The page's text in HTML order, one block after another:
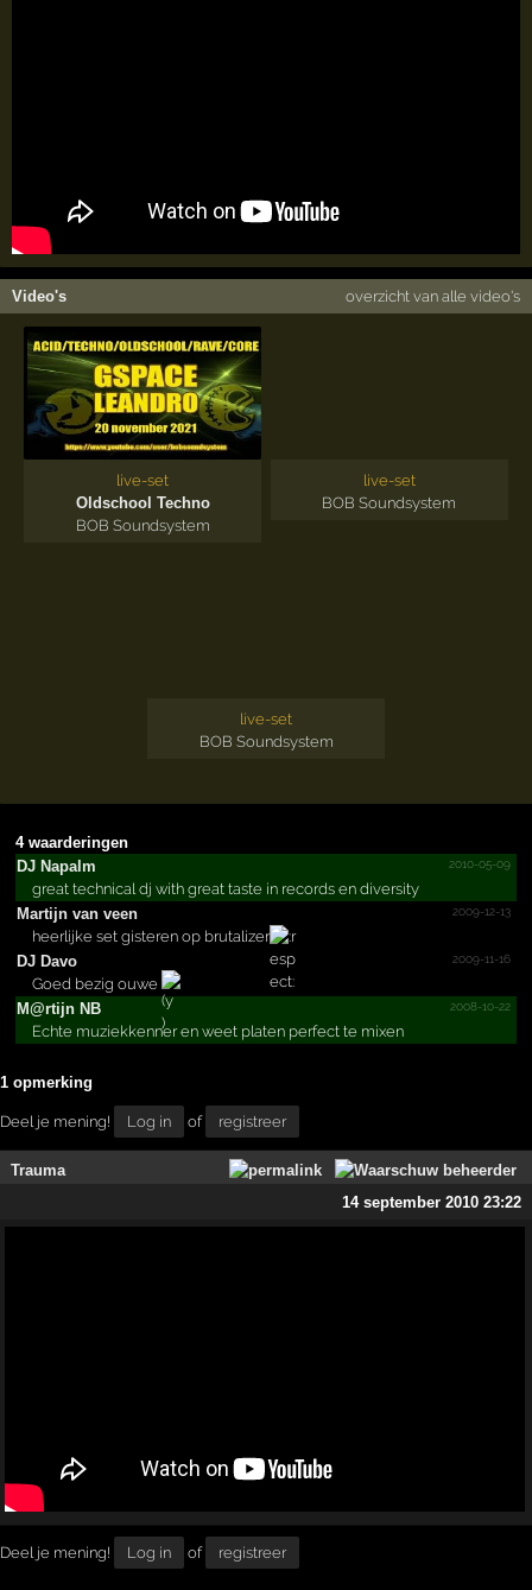
Video's overzicht van alle video's
live-set
Oldschool Techno
BOB Soundsystem
live-set
BOB Soundsystem
live-set
BOB Soundsystem
4 waarderingen
DJ Napalm
2010-05-09
great technical dj with great taste in records en diversity
Martijn van veen
2009-12-13
heerlijke set gisteren op brutalizer
DJ Davo
2009-11-16
Goed bezig ouwe
M@rtijn NB
2008-10-22
Echte muziekkenner en weet platen perfect te mixen
1 opmerking
Deel je mening! Log in of registreer
Trauma
14 september 2010 23:22
Deel je mening! Log in of registreer